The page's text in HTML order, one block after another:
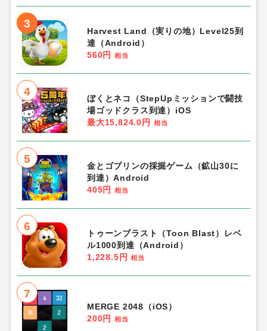
3
Harvest Land（実りの地）Level25到
達（Android）
560円
相当
4
ぼくとネコ（StepUpミッションで闘技
場ゴッドクラス到達）iOS
最大15,824.0円
相当
5
金とゴブリンの採掘ゲーム（鉱山30に
到達）Android
405円
相当
6
トゥーンブラスト（Toon Blast）レベ
ル1000到達（Android）
1,228.5円
相当
7
MERGE 2048（iOS）
200円
相当